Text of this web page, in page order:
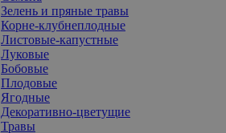
Зелень и пряные травы
Корне-клубнеплодные
Листовые-капустные
Луковые
Бобовые
Плодовые
Ягодные
Декоративно-цветущие
Травы